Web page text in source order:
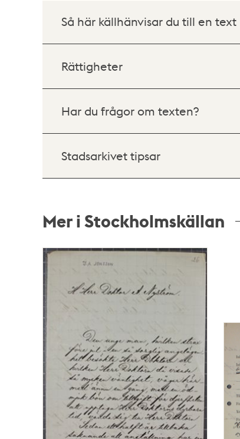
Så här källhänvisar du till en text
Rättigheter
Har du frågor om texten?
Stadsarkivet tipsar
Mer i Stockholmskällan
Relaterade
poster